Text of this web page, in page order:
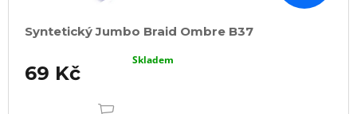
Syntetický Jumbo Braid Ombre B37
69 Kč
Skladem